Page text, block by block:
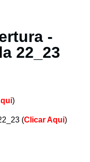
-
22_23
)
(Clicar Aqui)